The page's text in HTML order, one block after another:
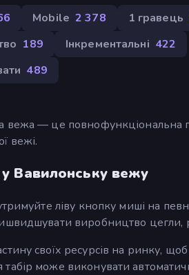
Mobile 2 378 1 гравець
189 Інкрементальні 422
489
вежа — це повнофункціональна
вежі.
Вавилонську вежу
ліву кнопку миші на
виробництво цегли,
своїх ресурсів на ринку,
може виконувати